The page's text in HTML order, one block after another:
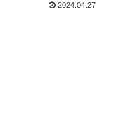
2024.04.27